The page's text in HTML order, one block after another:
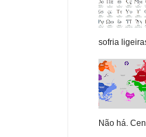
sofria
Não há.